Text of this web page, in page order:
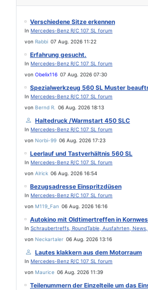
Verschiedene Sitze erkennen
In Mercedes-Benz R/C 107 SL forum
von Rabbi 07 Aug. 2026 11:22
Erfahrung gesucht.
In Mercedes-Benz R/C 107 SL forum
von Obelix116 07 Aug. 2026 07:30
Spezialwerkzeug 560 SL Muster
In Mercedes-Benz R/C 107 SL forum
von Bernd R. 06 Aug. 2026 18:13
Haltedruck /Warmstart 450 SLC
In Mercedes-Benz R/C 107 SL forum
von Norbi-99 06 Aug. 2026 17:23
Leerlauf und Tastverhältnis 560 SL
In Mercedes-Benz R/C 107 SL forum
von Alrick 06 Aug. 2026 16:54
Bezugsadresse Einspritzdüsen
In Mercedes-Benz R/C 107 SL forum
von M119_Fan 06 Aug. 2026 16:16
Autokino mit Oldtimertreffen in
In Schraubertreffs, RoundTable, Ausfahrten, News,
von Neckartaler 06 Aug. 2026 13:16
Lautes klakkern aus dem Motorraum
In Mercedes-Benz R/C 107 SL forum
von Maurice 06 Aug. 2026 11:39
Teilenummern der Einzelteile um das